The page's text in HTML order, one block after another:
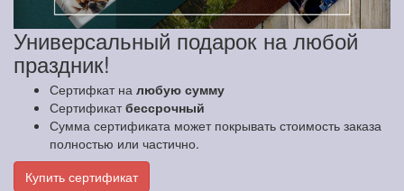
Универсальный подарок на любой
праздник!
Сертифкат на любую сумму
Сертификатбессрочный
Сумма сертификата может покрывать стоимость заказа
полностью или частично.
Купить сертификат